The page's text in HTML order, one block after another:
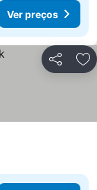
Ver preços
Partilhar